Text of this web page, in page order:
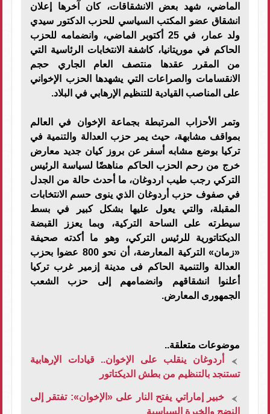
الماضي، شهد بعض الانشقاقات، كان آخرها إعلان
انشقاق عضو المكتب السياسي للحزب الدكتور سيدي
ولد عمار، في 25 أكتوبر الماضي، وانضمامه للحزب
الحاكم في موريتانيا، كاشفة الانتخابات الرئاسية التي
من المقرر عقدها منتصف العام الجاري حجم
الانقسامات والصراعات التي يشهدها الحزب الإخواني
على المناصب القيادية للتنظيم الإرهابي في البلاد.
وتمر الأحزاب المرتبطة بجماعة الإخوان في العالم
بمواقف مشابهة، حيث يمر حزب العدالة والتنمية في
تركيا بوضع مشابه أسفر عن بروز كيان جديد معارض
خرج من رحم الحزب الحاكم مناهضًا لسياسة الرئيس
التركي رجب طيب اردوغان، ما أحدث حالة من الجدل
في صفوف حزب أردوغان الذي ينوى حسم الانتخابات
المقبلة، والتي يعول عليها بشكل كبير في بسط
سيطرته على الساحة التركية، وبما يعزز القبضة
الديكتاتورية للرئيس التركي، وهو ما أكدته صحيفة
«زمان» التركية المعارضة، أن نحو 800 عضوا بحزب
العدالة والتنمية الحاكم فى مدينة إزمير غرب تركيا
أعلنوا انشقاقهم وانضمامهم إلى حزب الشعب
الجمهورى المعارض.
موضوعات متعلقة..
أردوغان ينقلب على الإخوان.. قيادات الإرهابية
تستنجد بالتنظيم من بطش الديكتاتور
خبير إماراتي يفتح النار على «الإخوان»: تفتقر إلى
النضج والخبرة السياسية